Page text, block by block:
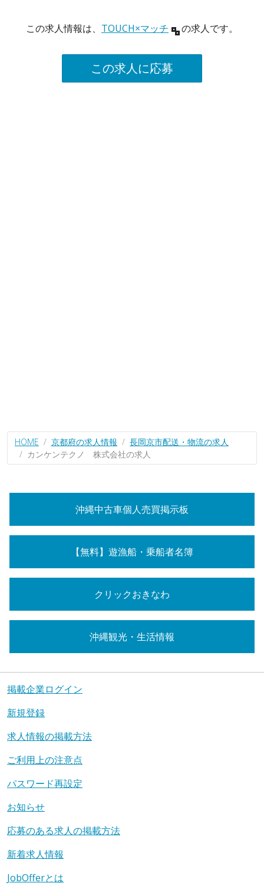
この求人情報は、 TOUCH×マッチ の求人です。
この求人に応募
HOME 京都府の求人情報
長岡京市配送・物流の求人
カンケンテクノ 株式会社の求人
沖縄中古車個人売買掲示板
【無料】遊漁船・乗船者名簿
クリックおきなわ
沖縄観光・生活情報
掲載企業ログイン
新規登録
求人情報の掲載方法
ご利用上の注意点
パスワード再設定
お知らせ
応募のある求人の掲載方法
新着求人情報
JobOfferとは